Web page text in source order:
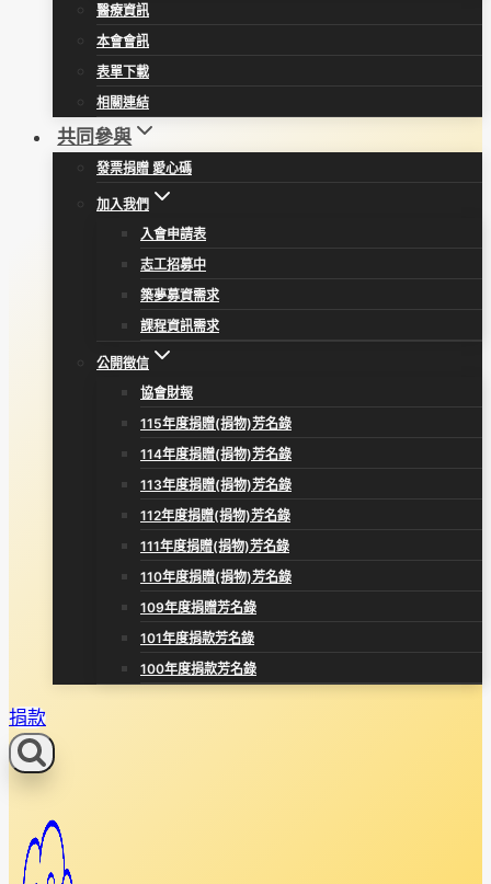
醫療資訊
本會會訊
表單下載
相關連結
共同參與
發票捐贈 愛心碼
加入我們
入會申請表
志工招募中
築夢募資需求
課程資訊需求
公開徵信
協會財報
115年度捐贈(捐物)芳名錄
114年度捐贈(捐物)芳名錄
113年度捐贈(捐物)芳名錄
112年度捐贈(捐物)芳名錄
111年度捐贈(捐物)芳名錄
110年度捐贈(捐物)芳名錄
109年度捐贈芳名錄
101年度捐款芳名錄
100年度捐款芳名錄
捐款